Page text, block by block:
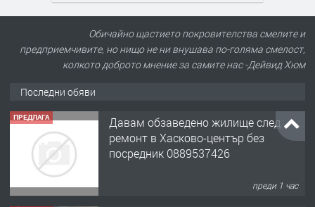
Обичайно щастието покровителства смелите и
предприемчивите, но нищо не ни внушава по-голяма смелост,
колкото доброто мнение за самите нас -Дейвид Хюм
Последни обяви
ПРЕДЛАГА
Давам обзаведено жилище след
ремонт в Хасково-център без
посредник 0889537426
преди 1 час